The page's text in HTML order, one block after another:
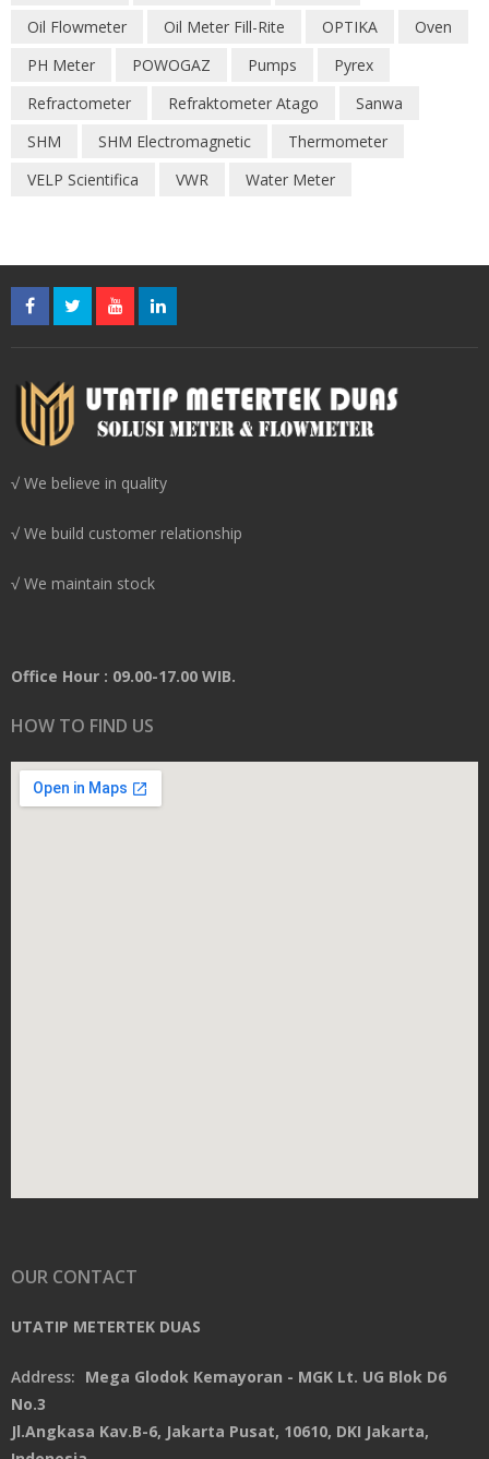
Oil Flowmeter
Oil Meter Fill-Rite OPTIKA
Oven
PH Meter
POWOGAZ Pumps
Pyrex
Refractometer
Refraktometer Atago
Sanwa
SHM
SHM Electromagnetic
Thermometer
VELP Scientifica
VWR Water Meter
√ We believe in quality
√ We build customer relationship
√ We maintain stock
Office Hour : 09.00-17.00 WIB.
HOW TO FIND US
OUR CONTACT
UTATIP METERTEK DUAS
Address: Mega Glodok Kemayoran - MGK Lt. UG Blok D6
No.3
Jl.Angkasa Kav.B-6, Jakarta Pusat, 10610, DKI Jakarta,